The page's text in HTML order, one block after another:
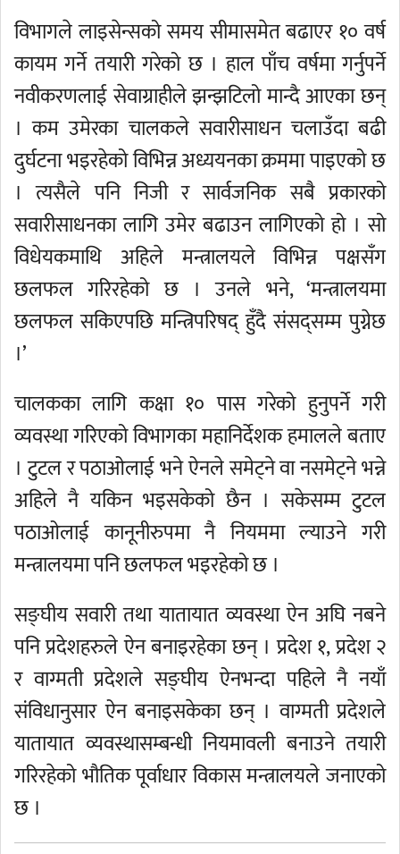
विभागले लाइसेन्सको समय सीमासमेत बढाएर १० वर्ष
कायम गर्ने तयारी गरेको छ । हाल पाँच वर्षमा गर्नुपर्ने
नवीकरणलाई सेवाग्राहीले झन्झटिलो मान्दै आएका छन्
। कम उमेरका चालकले सवारीसाधन चलाउँदा बढी
दुर्घटना भइरहेको विभिन्न अध्ययनका क्रममा पाइएको छ
। त्यसैले पनि निजी र सार्वजनिक सबै प्रकारको
सवारीसाधनका लागि उमेर बढाउन लागिएको हो । सो
विधेयकमाथि अहिले मन्त्रालयले विभिन्न पक्षसँग
छलफल गरिरहेको छ । उनले भने, ‘मन्त्रालयमा
छलफल सकिएपछि मन्त्रिपरिषद् हुँदै संसद्सम्म पुग्नेछ
।’
चालकका लागि कक्षा १० पास गरेको हुनुपर्ने गरी
व्यवस्था गरिएको विभागका महानिर्देशक हमालले बताए
। टुटल र पठाओलाई भने ऐनले समेट्ने वा नसमेट्ने भन्ने
अहिले नै यकिन भइसकेको छैन । सकेसम्म टुटल
पठाओलाई कानूनीरुपमा नै नियममा ल्याउने गरी
मन्त्रालयमा पनि छलफल भइरहेको छ ।
सङ्घीय सवारी तथा यातायात व्यवस्था ऐन अघि नबने
पनि प्रदेशहरुले ऐन बनाइरहेका छन् । प्रदेश १, प्रदेश २
र वाग्मती प्रदेशले सङ्घीय ऐनभन्दा पहिले नै नयाँ
संविधानुसार ऐन बनाइसकेका छन् । वाग्मती प्रदेशले
यातायात व्यवस्थासम्बन्धी नियमावली बनाउने तयारी
गरिरहेको भौतिक पूर्वाधार विकास मन्त्रालयले जनाएको
छ ।